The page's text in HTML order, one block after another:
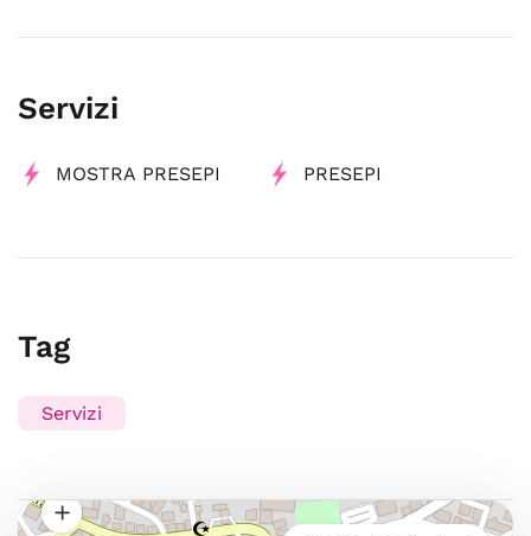
Servizi
MOSTRA PRESEPI PRESEPI
Tag
Servizi